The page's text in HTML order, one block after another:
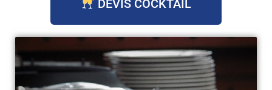
DEVIS COCKTAIL